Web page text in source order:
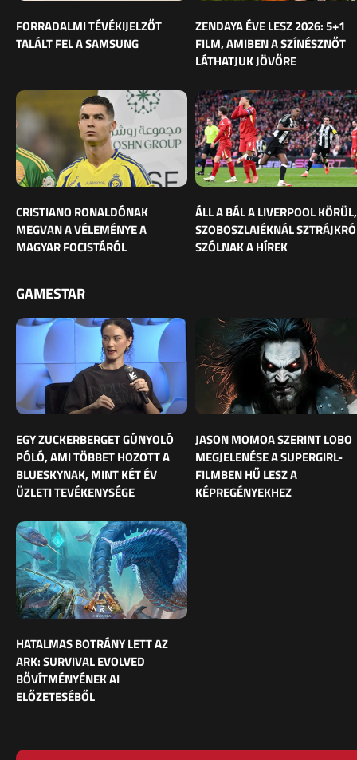
FORRADALMI TÉVÉKIJELZŐT
TALÁLT FEL A SAMSUNG
ZENDAYA ÉVE LESZ 2026: 5+1
FILM, AMIBEN A SZÍNÉSZNŐT
LÁTHATJUK JÖVŐRE
CRISTIANO RONALDÓNAK
MEGVAN A VÉLEMÉNYE A
MAGYAR FOCISTÁRÓL
ÁLL A BÁL A LIVERPOOL KÖRÜL,
SZOBOSZLAIÉKNÁL
SZÓLNAK A HÍREK
GAMESTAR
EGY ZUCKERBERGET GÚNYOLÓ
PÓLÓ, AMI TÖBBET HOZOTT A
BLUESKYNAK, MINT KÉT ÉV
ÜZLETI TEVÉKENYSÉGE
JASON MOMOA SZERINT LOBO
MEGJELENÉSE A SUPERGIRL-
FILMBEN HŰ LESZ A
KÉPREGÉNYEKHEZ
HATALMAS BOTRÁNY LETT AZ
ARK: SURVIVAL EVOLVED
BŐVÍTMÉNYÉNEK AI
ELŐZETESÉBŐL